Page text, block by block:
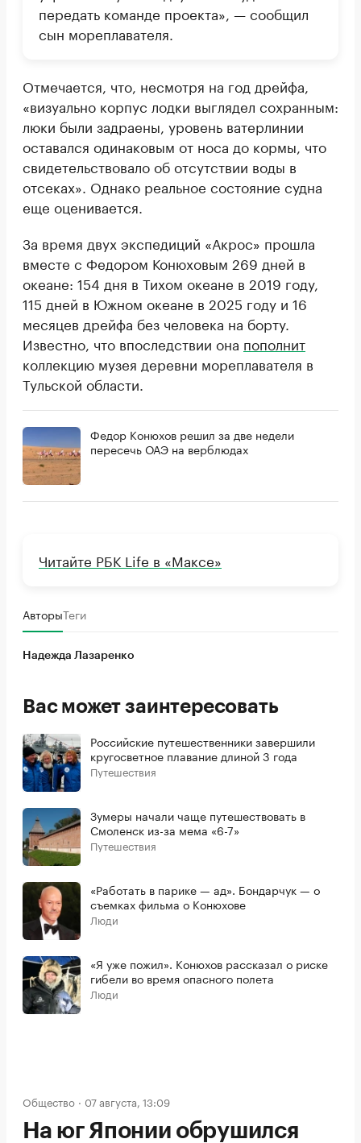
передать команде проекта», — сообщил
сын мореплавателя.
Отмечается, что, несмотря на год дрейфа,
«визуально корпус лодки выглядел сохранным:
люки были задраены, уровень ватерлинии
оставался одинаковым от носа до кормы, что
свидетельствовало об отсутствии воды в
отсеках». Однако реальное состояние судна
еще оценивается.
За время двух экспедиций «Акрос» прошла
вместе с Федором Конюховым 269 дней в
океане: 154 дня в Тихом океане в 2019 году,
115 дней в Южном океане в 2025 году и 16
месяцев дрейфа без человека на борту.
Известно, что впоследствии она пополнит
коллекцию музея деревни мореплавателя в
Тульской области.
Федор Конюхов решил за две недели
пересечь ОАЭ на верблюдах
Читайте РБК Life в «Максе»
АвторыТеги
Надежда Лазаренко
Вас может заинтересовать
Российские путешественники завершили
кругосветное плавание длиной 3 года
Путешествия
Зумеры начали чаще путешествовать в
Смоленск из-за мема «6-7»
Путешествия
«Работать в парике — ад». Бондарчук — о
съемках фильма о Конюхове
Люди
«Я уже пожил». Конюхов рассказал о риске
гибели во время опасного полета
Люди
Общество 07 августа, 13:09
На юг Японии обрушился